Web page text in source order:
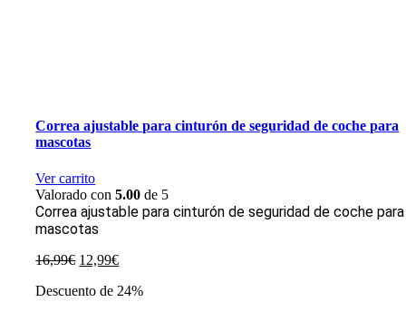
Correa ajustable para cinturón de seguridad de coche para
mascotas
Ver carrito
Valorado con5.00 de 5
Correa ajustable para cinturón de seguridad de coche para
mascotas
16,99€ El
original
12,99€El
actual
Descuento de 24%